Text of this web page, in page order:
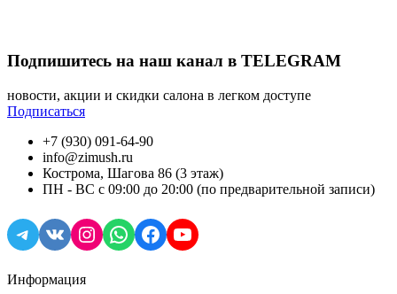
Подпишитесь на наш канал в TELEGRAM
новости, акции и скидки салона в легком доступе
Подписаться
+7 (930) 091-64-90
info@zimush.ru
Кострома, Шагова 86 (3 этаж)
ПН - ВС с 09:00 до 20:00 (по предварительной записи)
Telegram
VK Instagram
WhatsApp
Facebook
YouTube
Информация